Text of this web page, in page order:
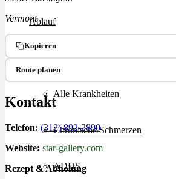
Ablauf
Therapien
Alle Krankheiten
Chronische Schmerzen
ADHS
Vermont
Kopieren
Route planen
Kontakt
Telefon: (312) 892-2890
Website: star-gallery.com
Rezept & Abholung